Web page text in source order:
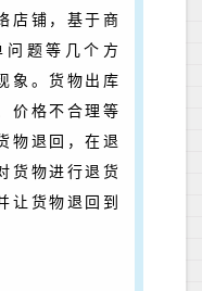
店铺，基于商
问题等几个方
象。货物出库
价格不合理等
物退回，在退
货物进行退货
让货物退回到